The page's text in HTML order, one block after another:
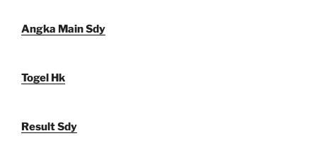
Angka Main Sdy
Togel Hk
Result Sdy